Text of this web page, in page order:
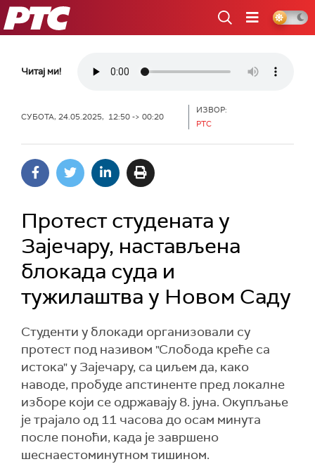
РТС
Читај ми!
СУБОТА, 24.05.2025, 12:50 -> 00:20
ИЗВОР:
РТС
Протест студената у
Зајечару, настављена
блокада суда и
тужилаштва у Новом Саду
Студенти у блокади организовали су
протест под називом "Слобода креће са
истока" у Зајечару, са циљем да, како
наводе, пробуде апстиненте пред локалне
изборе који се одржавају 8. јуна. Окупљање
је трајало од 11 часова до осам минута
после поноћи, када је завршено
шеснаестоминутном тишином.